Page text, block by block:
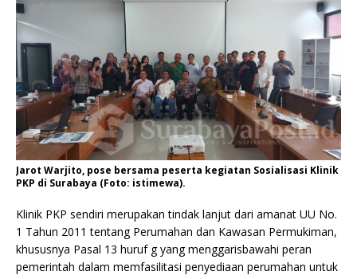
Jarot Warjito, pose bersama peserta kegiatan Sosialisasi Klinik
PKP di Surabaya (Foto: istimewa).
Klinik PKP sendiri merupakan tindak lanjut dari amanat UU No.
1 Tahun 2011 tentang Perumahan dan Kawasan Permukiman,
khususnya Pasal 13 huruf g yang menggarisbawahi peran
pemerintah dalam memfasilitasi penyediaan perumahan untuk